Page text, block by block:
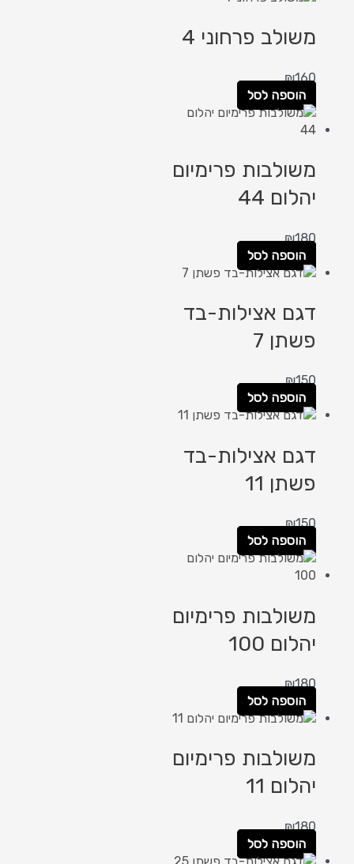
משולב פרחוני 4
₪160
הוספה לסל
משולבות פרימיום
יהלום 44
₪180
הוספה לסל
דגם אצילות-בד
פשתן 7
₪150
הוספה לסל
דגם אצילות-בד
פשתן 11
₪150
הוספה לסל
משולבות פרימיום
יהלום 100
₪180
הוספה לסל
משולבות פרימיום
יהלום 11
₪180
הוספה לסל